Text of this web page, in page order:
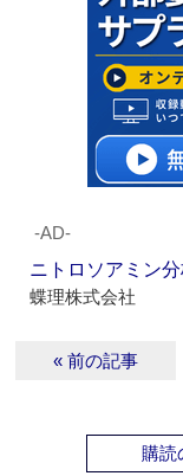
‐AD‐
ニトロソアミン
蝶理株式会社
« 前の記事
購読